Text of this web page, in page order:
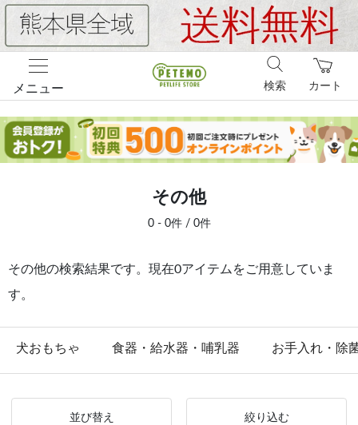
メニュー カート
検索
その他
0 - 0件 / 0件
その他の検索結果です。現在0アイテムをご用意していま
す。
犬おもちゃ 食器・給水器・哺乳器 お手入れ・除
並び替え 絞り込む